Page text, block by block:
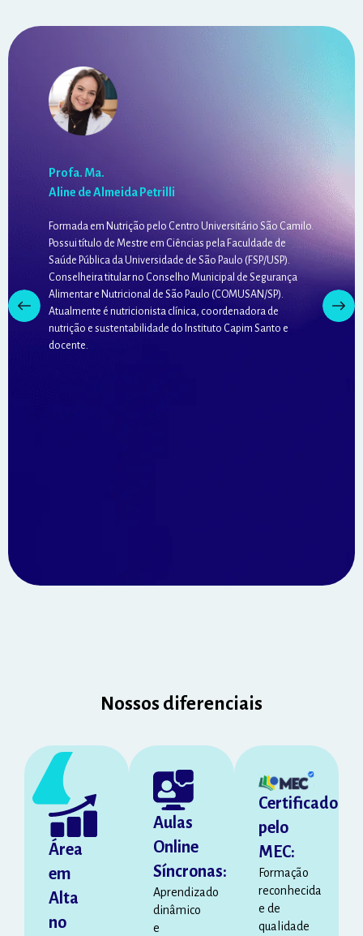
Profa. Ma.
Aline de Almeida Petrilli
Formada em Nutrição pelo Centro Universitário São Camilo.
Possui título de Mestre em Ciências pela Faculdade de
Saúde Pública da Universidade de São Paulo (FSP/USP).
Conselheira titular no Conselho Municipal de Segurança
Alimentar e Nutricional de São Paulo (COMUSAN/SP).
Atualmente é nutricionista clínica, coordenadora de
nutrição e sustentabilidade do Instituto Capim Santo e
docente.
Nossos diferenciais
Área
em
Alta
no
Aulas
Online
Síncronas:
Aprendizado
dinâmico
e
Certificado
pelo
MEC:
Formação
reconhecida
e de
qualidade